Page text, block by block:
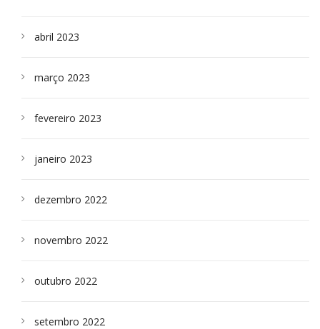
abril 2023
março 2023
fevereiro 2023
janeiro 2023
dezembro 2022
novembro 2022
outubro 2022
setembro 2022